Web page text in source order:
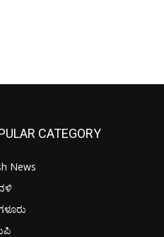
CATEGORY
News